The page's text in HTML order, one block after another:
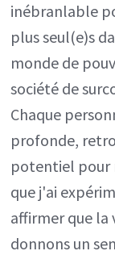
inébranlable
plus seul(e)s
monde de
société de
Chaque
profonde,
potentiel pour
que j'ai
affirmer que la
donnons un